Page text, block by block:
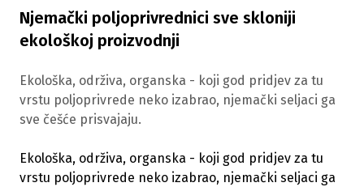
Njemački poljoprivrednici sve skloniji
ekološkoj proizvodnji
Ekološka, održiva, organska - koji god pridjev za tu
vrstu poljoprivrede neko izabrao, njemački seljaci ga
sve češće prisvajaju.
Ekološka, održiva, organska - koji god pridjev za tu
vrstu poljoprivrede neko izabrao, njemački seljaci ga